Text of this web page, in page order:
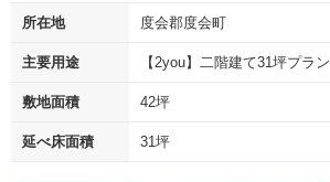
所在地 度会郡度会町
主要用途 【2you】二階建て31坪プラン
敷地面積 42坪
延べ床面積 31坪